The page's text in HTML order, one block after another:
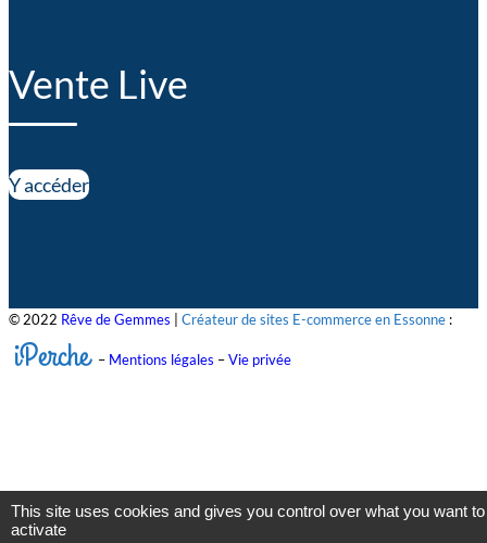
Vente Live
Y accéder
© 2022 Rêve de Gemmes Créateur de sites E-commerce en Essonne :
iPerche – Mentions légales –Vie privée
This site uses cookies and gives you control over what you want to
activate